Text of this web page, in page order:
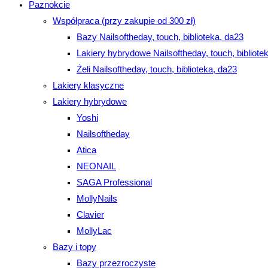
Paznokcie
Współpraca (przy zakupie od 300 zł)
Bazy Nailsoftheday, touch, biblioteka, da23
Lakiery hybrydowe Nailsoftheday, touch,
Żeli Nailsoftheday, touch, biblioteka, da23
Lakiery klasyczne
Lakiery hybrydowe
Yoshi
Nailsoftheday
Atica
NEONAIL
SAGA Professional
MollyNails
Clavier
MollyLac
Bazy i topy
Bazy przezroczyste